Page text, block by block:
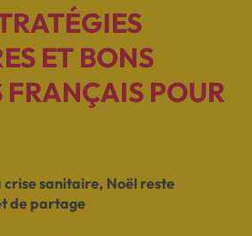
ET BONS
FRANÇAIS POUR
sanitaire, Noël reste
de partage